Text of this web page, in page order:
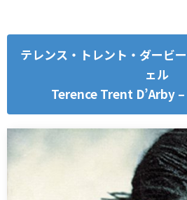
テレンス・トレント・ダービ
ェル
Terence Trent D’Arby